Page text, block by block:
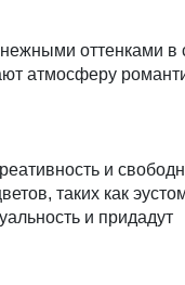
оттенками в
атмосферу
и
таких как
и придадут